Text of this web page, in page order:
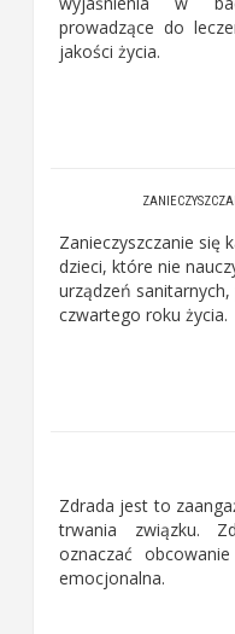
prowadzące do
jakości życia.
Zanieczyszczanie się
dzieci, które nie
urządzeń
czwartego roku życia.
Zdrada jest to
trwania związku.
oznaczać
emocjonalna.